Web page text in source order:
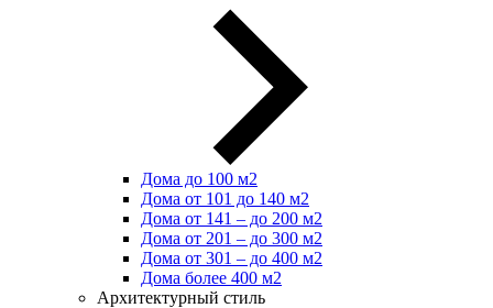
Дома до 100 м2
Дома от 101 до 140 м2
Дома от 141 – до 200 м2
Дома от 201 – до 300 м2
Дома от 301 – до 400 м2
Дома более 400 м2
Архитектурный стиль